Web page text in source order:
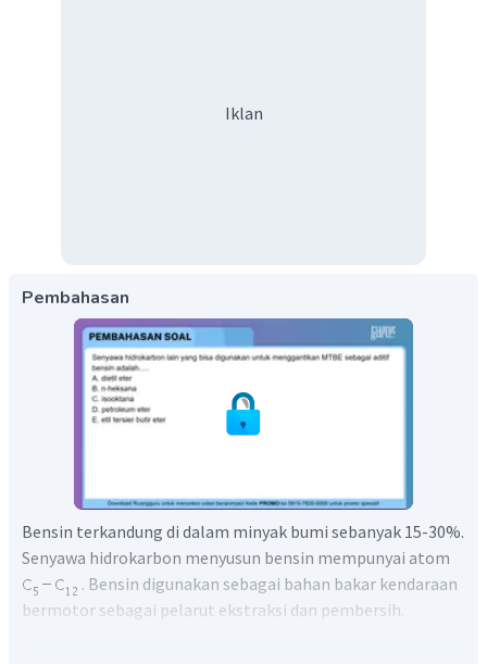
Iklan
Pembahasan
Bensin terkandung di dalam minyak bumi sebanyak 15-30%.
Senyawa hidrokarbon menyusun bensin mempunyai atom
. Bensin digunakan sebagai bahan bakar kendaraan
bermotor sebagai pelarut ekstraksi dan pembersih.